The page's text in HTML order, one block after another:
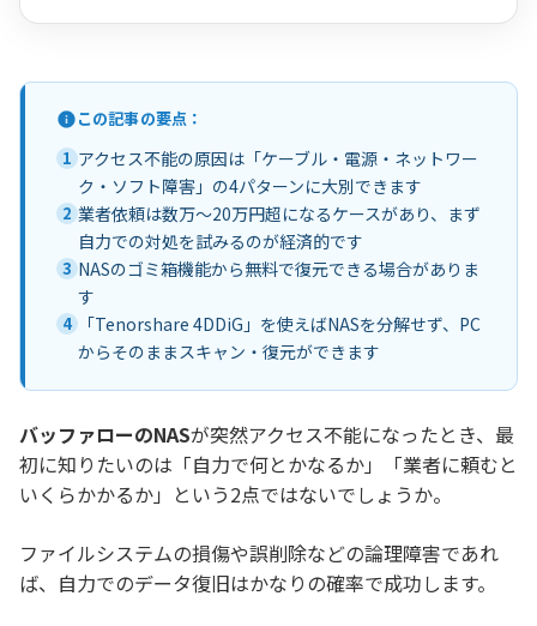
この記事の要点：
1 アクセス不能の原因は「ケーブル・電源・ネットワー
ク・ソフト障害」の4パターンに大別できます
2 業者依頼は数万〜20万円超になるケースがあり、まず
自力での対処を試みるのが経済的です
3 NASのゴミ箱機能から無料で復元できる場合がありま
す
4
「Tenorshare 4DDiG」を使えばNASを分解せず、PC
からそのままスキャン・復元ができます
バッファローのNASが突然アクセス不能になったとき、最
初に知りたいのは「自力で何とかなるか」「業者に頼むと
いくらかかるか」という2点ではないでしょうか。
ファイルシステムの損傷や誤削除などの論理障害であれ
ば、自力でのデータ復旧はかなりの確率で成功します。